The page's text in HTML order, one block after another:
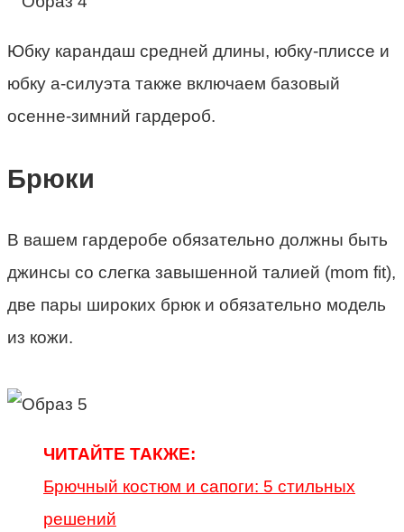
Юбку карандаш средней длины, юбку-плиссе и
юбку а-силуэта также включаем базовый
осенне-зимний гардероб.
Брюки
В вашем гардеробе обязательно должны быть
джинсы со слегка завышенной талией (mom fit),
две пары широких брюк и обязательно модель
из кожи.
ЧИТАЙТЕ ТАКЖЕ:
Брючный костюм и сапоги: 5 стильных
решений